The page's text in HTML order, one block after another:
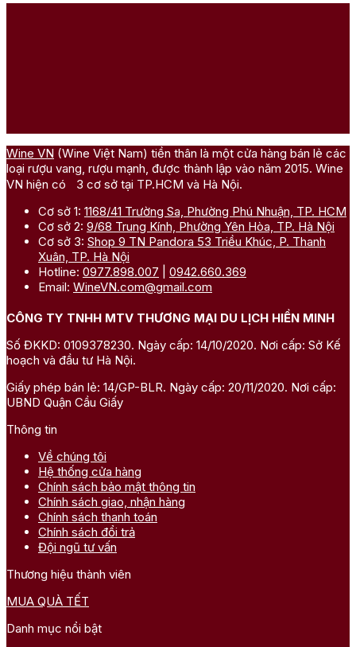
Wine VN (Wine Việt Nam) tiền thân là một cửa hàng bán lẻ các
loại rượu vang, rượu mạnh, được thành lập vào năm 2015. Wine
VN hiện có 3 cơ sở tại TP.HCM và Hà Nội.
Cơ sở 1: 1168/41 Trường Sa, Phường Phú Nhuận, TP. HCM
Cơ sở 2: 9/68 Trung Kính, Phường Yên Hòa, TP. Hà Nội
Cơ sở 3: Shop 9 TN Pandora 53 Triều Khúc, P. Thanh
Xuân, TP. Hà Nội
Hotline: 0977.898.007
0942.660.369
Email: WineVN.com@gmail.com
CÔNG TY TNHH MTV THƯƠNG MẠI DU LỊCH HIỀN MINH
Số ĐKKD: 0109378230. Ngày cấp: 14/10/2020. Nơi cấp: Sở Kế
hoạch và đầu tư Hà Nội.
Giấy phép bán lẻ: 14/GP-BLR. Ngày cấp: 20/11/2020. Nơi cấp:
UBND Quận Cầu Giấy
Thông tin
Về chúng tôi
Hệ thống cửa hàng
Chính sách bảo mật thông tin
Chính sách giao, nhận hàng
Chính sách thanh toán
Chính sách đổi trả
Đội ngũ tư vấn
Thương hiệu thành viên
MUA QUÀ TẾT
Danh mục nổi bật